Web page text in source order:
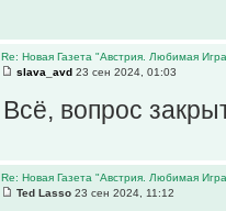
Re: Новая Газета "Австрия. Любимая
slava_avd 23 сен 2024, 01:03
Всё, вопрос
Re: Новая Газета "Австрия. Любимая
Ted Lasso 23 сен 2024, 11:12